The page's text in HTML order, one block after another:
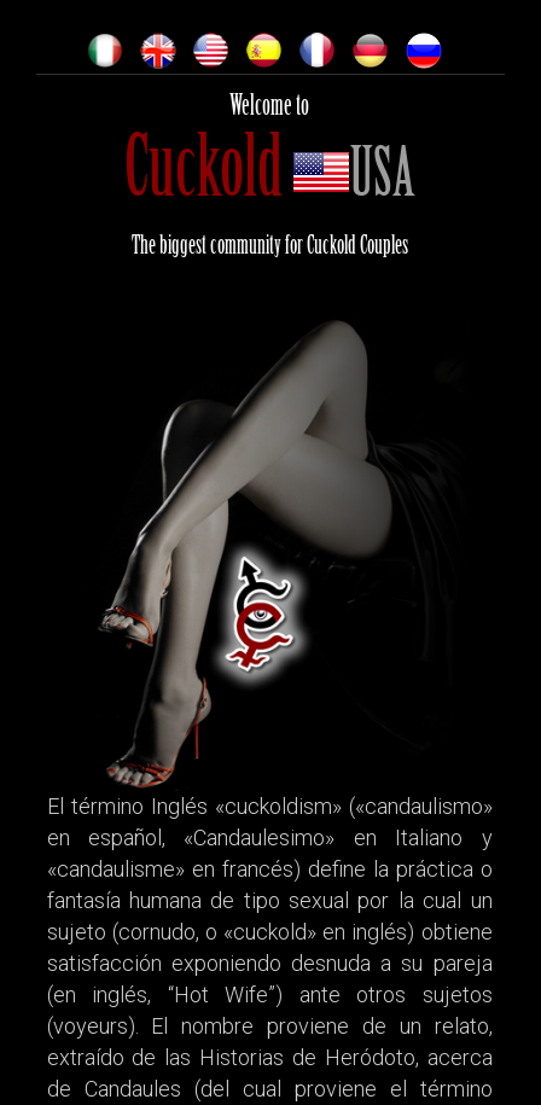
Welcome to
Cuckold USA
The biggest community for Cuckold Couples
El término Inglés «cuckoldism» («candaulismo»
en español, «Candaulesimo» en Italiano y
«candaulisme» en francés) define la práctica o
fantasía humana de tipo sexual por la cual un
sujeto (cornudo, o «cuckold» en inglés) obtiene
satisfacción exponiendo desnuda a su pareja
(en inglés, “Hot Wife”) ante otros sujetos
(voyeurs). El nombre proviene de un relato,
extraído de las Historias de Heródoto, acerca
de Candaules (del cual proviene el término